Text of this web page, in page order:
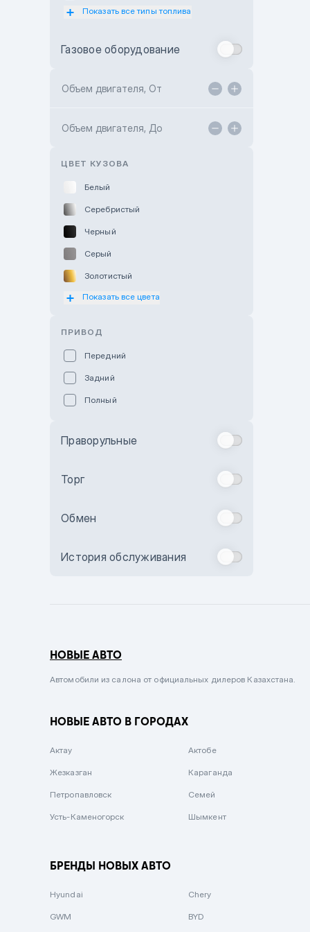
Subaru Motor Almaty
Toyota Kokshetau
Hyundai ShymCity
Показать все типы топлива
Газовое оборудование
Объем двигателя, От
Объем двигателя, До
ЦВЕТ КУЗОВА
Белый
Серебристый
Черный
Серый
Золотистый
Оранжевый
Бежевый
Комбинированный
Сиреневый металлик
Вишневый
Зеленый металлик
Показать все цвета
ПРИВОД
Передний
Задний
Полный
Праворульные
Торг
Обмен
История обслуживания
НОВЫЕ АВТО
Автомобили из салона от официальных дилеров Казахстана.
НОВЫЕ АВТО В ГОРОДАХ
Актау Актобе
Жезказган Караганда
Петропавловск Семей
Усть-Каменогорск Шымкент
БРЕНДЫ НОВЫХ АВТО
Hyundai Chery
GWM BYD